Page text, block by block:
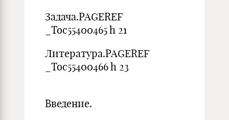
Задача.PAGEREF
_Toc55400465 h 21
Литература.PAGEREF
_Toc55400466 h 23
Введение.